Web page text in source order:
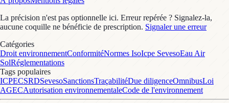
La précision n'est pas optionnelle ici. Erreur repérée ? Signalez-la,
aucune coquille ne bénéficie de prescription. Signaler une erreur
Catégories
Droit environnementConformitéNormes IsoIcpe SevesoEau Air
SolRéglementations
Tags populaires
ICPECSRDSevesoSanctionsTraçabilitéDue diligenceOmnibusLoi
AGECAutorisation environnementaleCode de l'environnement